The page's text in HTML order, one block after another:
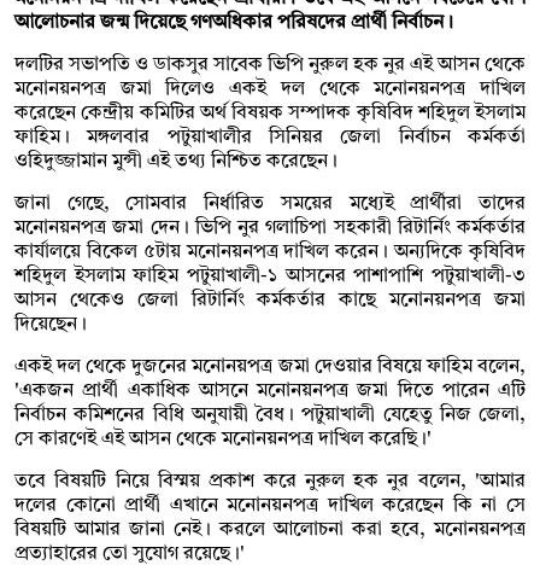
আলোচনার জন্ম দিয়েছে গণঅধিকার পরিষদের প্রার্থী নির্বাচন।
দলটির সভাপতি ও ডাকসুর সাবেক ভিপি নুরুল হক নুর এই আসন থেকে
মনোনয়নপত্র জমা দিলেও একই দল থেকে মনোনয়নপত্র দাখিল
করেছেন কেন্দ্রীয় কমিটির অর্থ বিষয়ক সম্পাদক কৃষিবিদ শহিদুল ইসলাম
ফাহিম। মঙ্গলবার পটুয়াখালীর সিনিয়র জেলা নির্বাচন কর্মকর্তা
ওহিদুজ্জামান মুন্সী এই তথ্য নিশ্চিত করেছেন।
জানা গেছে, সোমবার নির্ধারিত সময়ের মধ্যেই প্রার্থীরা তাদের
মনোনয়নপত্র জমা দেন। ভিপি নুর গলাচিপা সহকারী রিটার্নিং কর্মকর্তার
কার্যালয়ে বিকেল ৫টায় মনোনয়নপত্র দাখিল করেন। অন্যদিকে কৃষিবিদ
শহিদুল ইসলাম ফাহিম পটুয়াখালী-১ আসনের পাশাপাশি পটুয়াখালী-৩
আসন থেকেও জেলা রিটার্নিং কর্মকর্তার কাছে মনোনয়নপত্র জমা
দিয়েছেন।
একই দল থেকে দুজনের মনোনয়পত্র জমা দেওয়ার বিষয়ে ফাহিম বলেন,
'একজন প্রার্থী একাধিক আসনে মনোনয়নপত্র জমা দিতে পারেন এটি
নির্বাচন কমিশনের বিধি অনুযায়ী বৈধ। পটুয়াখালী যেহেতু নিজ জেলা,
সে কারণেই এই আসন থেকে মনোনয়নপত্র দাখিল করেছি।'
তবে বিষয়টি নিয়ে বিস্ময় প্রকাশ করে নুরুল হক নুর বলেন, 'আমার
দলের কোনো প্রার্থী এখানে মনোনয়নপত্র দাখিল করেছেন কি না সে
বিষয়টি আমার জানা নেই। করলে আলোচনা করা হবে, মনোনয়নপত্র
প্রত্যাহারের তো সুযোগ রয়েছে।'